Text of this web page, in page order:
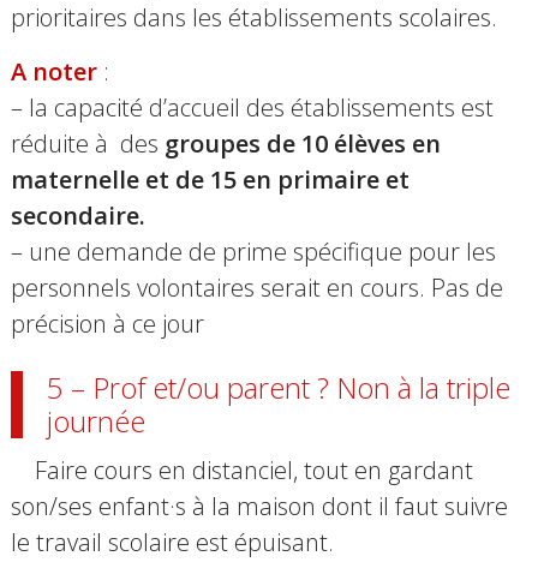
prioritaires dans les établissements scolaires.
A noter :
– la capacité d’accueil des établissements est
réduite à des groupes de 10 élèves en
maternelle et de 15 en primaire et
secondaire.
– une demande de prime spécifique pour les
personnels volontaires serait en cours. Pas de
précision à ce jour
5 – Prof et/ou parent ? Non à la triple
journée
Faire cours en distanciel, tout en gardant
son/ses enfant·s à la maison dont il faut suivre
le travail scolaire est épuisant.